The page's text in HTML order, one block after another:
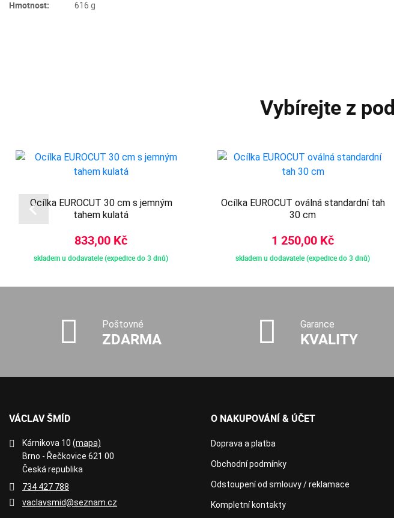
Hmotnost: 616 ​g
Vybírejte z
Ocílka EUROCUT 30 cm s jemným
tahem kulatá
833,00 Kč
skladem u dodavatele (expedice do 3 dnů)
Ocílka EUROCUT oválná standardní tah
30 cm
1 250,00 Kč
skladem u dodavatele (expedice do 3 dnů)
Poštovné
ZDARMA
Garance
KVALITY
VÁCLAV ŠMÍD
Kárnikova 10 (mapa)
Brno - Řečkovice 621 00
Česká republika
734 427 788
vaclavsmid@seznam.cz
O NAKUPOVÁNÍ & ÚČET
Doprava a platba
Obchodní podmínky
Odstoupení od smlouvy / reklamace
Kompletní kontakty